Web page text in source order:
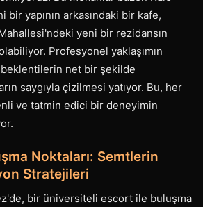
yapının arkasındaki bir kafe,
yeni bir rezidansın
Profesyonel yaklaşımın
beklentilerin net bir şekilde
saygıyla çizilmesi yatıyor. Bu, her
ve tatmin edici bir deneyimin
Noktaları: Semtlerin
Stratejileri
bir üniversiteli escort ile buluşma